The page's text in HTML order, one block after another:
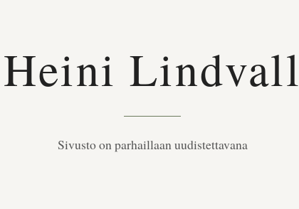
Heini Lindvall
Sivusto on parhaillaan uudistettavana